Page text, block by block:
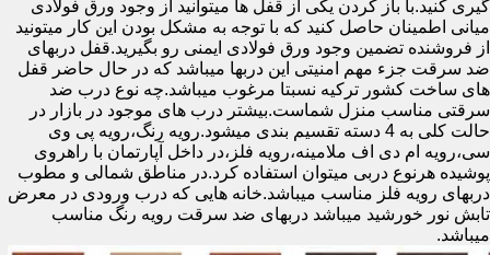
گیری کنید.با باز کردن یکی از قفل ها میتوانید از وجود ورق فولادی
میانی اطمینان حاصل کنید که با توجه به مشکل بودن این کار میتونید
از فروشنده تضمین وجود ورق فولادی ایمنی رو بگیرید.قفل دربهای
ضد سرقت جزء مهم امنیتی این دربها میباشد که در حال حاضر قفل
های ساخت کشور ترکیه نسبتا مرغوب میباشد.چه نوع درب ضد
سرقتی مناسب منزل شماست.بیشتر درب های موجود در بازار در
حالت کلی به 4 دسته تقسیم بندی میشود.رویه رنگ،رویه پی وی
سی،رویه ام دی اف ملامینه،رویه فلز،در داخل آپارتمان با راهروی
پوشیده هرنوع دربی میتوان استفاده کرد.در مناطق شمالی و مطوب
دربهای رویه فلز مناسب میباشد.خانه هایی که درب ورودی در معرض
تابش نور خورشید میباشد دربهای ضد سرقت رویه رنگ مناسب
میباشد.